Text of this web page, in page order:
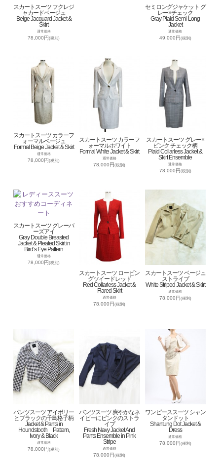
スカートスーツ フクレジ
ャカードベージュ
Beige Jacquard Jacket &
Skirt
通常価格
78,000円(税別)
セミロングジャケット グ
レー×チェック
Gray Plaid Semi-Long
Jacket
通常価格
49,000円(税別)
スカートスーツ カラーフ
ォーマルベージュ
Formal Beige Jacket & Skirt
通常価格
78,000円(税別)
スカートスーツ カラーフ
ォーマルホワイト
Formal White Jacket & Skirt
通常価格
78,000円(税別)
スカートスーツ グレー×
ピンク チェック柄
Plaid Collarless Jacket &
Skirt Ensemble
通常価格
78,000円(税別)
スカートスーツ グレーバ
ーズアイ
Gray Double Breasted
Jacket & Pleated Skirt in
Bird’s Eye Pattern
通常価格
78,000円(税別)
スカートスーツ ロービン
グツイードレッド
Red Collarless Jacket &
Flared Skirt
通常価格
78,000円(税別)
スカートスーツ ベージュ
ストライプ
White Striped Jacket & Skirt
通常価格
78,000円(税別)
パンツスーツ アイボリー
とブラックの千鳥格子柄
Jacket & Pants in
Houndstooth Pattern,
Ivory & Black
通常価格
78,000円(税別)
パンツスーツ 爽やかなネ
イビーにピンクのストラ
イプ
Fresh Navy Jacket And
Pants Ensemble in Pink
Stripe
通常価格
78,000円(税別)
ワンピーススーツ シャン
タンドット
Shantung Dot Jacket &
Dress
通常価格
78,000円(税別)